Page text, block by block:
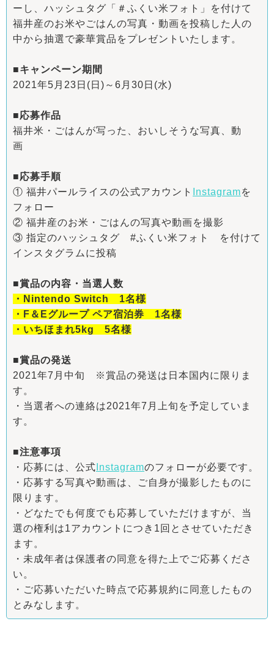
ーし、ハッシュタグ「＃ふくい米フォト」を付けて
福井産のお米やごはんの写真・動画を投稿した人の
中から抽選で豪華賞品をプレゼントいたします。
■キャンペーン期間
2021年5月23日(日)～6月30日(水)
■応募作品
福井米・ごはんが写った、おいしそうな写真、動
画
■応募手順
① 福井パールライスの公式アカウント
Instagramを
フォロー
② 福井産のお米・ごはんの写真や動画を撮影
③ 指定のハッシュタグ #ふくい米フォト を付けて
インスタグラムに投稿
■賞品の内容・当選人数
・Nintendo Switch 1名様
・F＆Eグループ ペア宿泊券 1名様
・いちほまれ5kg 5名様
■賞品の発送
2021年7月中旬 ※賞品の発送は日本国内に限りま
す。
・当選者への連絡は2021年7月上旬を予定していま
す。
■注意事項
・応募には、公式 Instagramのフォローが必要です。
・応募する写真や動画は、ご自身が撮影したものに
限ります。
・どなたでも何度でも応募していただけますが、当
選の権利は1アカウントにつき1回とさせていただき
ます。
・未成年者は保護者の同意を得た上でご応募くださ
い。
・ご応募いただいた時点で応募規約に同意したもの
とみなします。